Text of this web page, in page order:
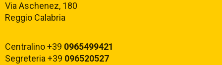
Via Aschenez, 180
Reggio Calabria
Centralino +39 0965499421
Segreteria +39 096520527